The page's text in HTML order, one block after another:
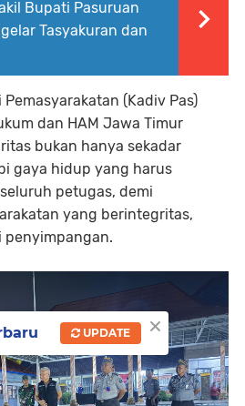
Bupati Pasuruan
Tasyakuran dan
(Kadiv Pas)
dan HAM Jawa Timur
bukan hanya sekadar
gaya hidup yang harus
petugas, demi
yang berintegritas,
penyimpangan.
×
UPDATE